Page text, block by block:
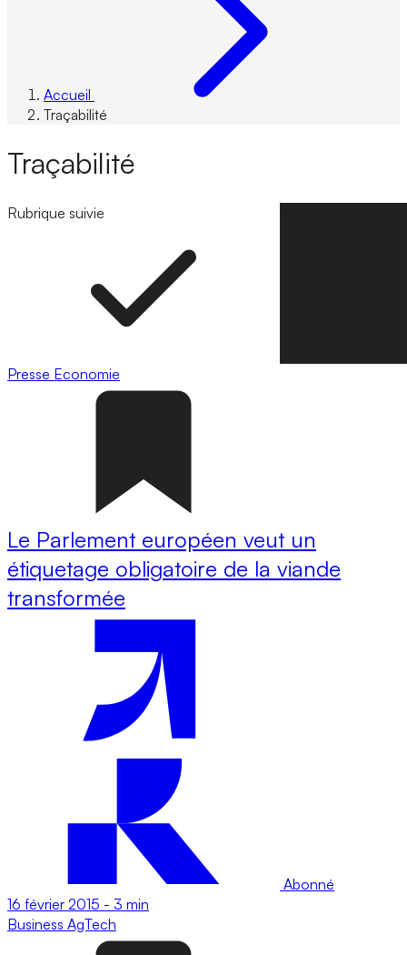
Accueil
Traçabilité
Traçabilité
Rubrique suivie
Presse Economie
Le Parlement européen veut un
étiquetage obligatoire de la viande
transformée
Abonné
16 février 2015 - 3 min
Business AgTech